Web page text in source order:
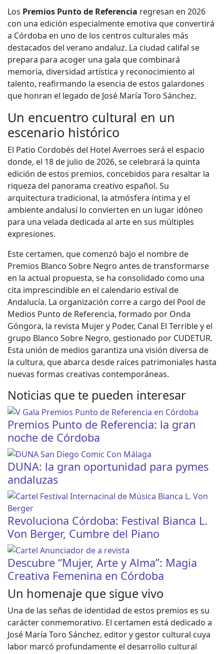
Los Premios Punto de Referencia regresan en 2026
con una edición especialmente emotiva que convertirá
a Córdoba en uno de los centros culturales más
destacados del verano andaluz. La ciudad califal se
prepara para acoger una gala que combinará
memoria, diversidad artística y reconocimiento al
talento, reafirmando la esencia de estos galardones
que honran el legado de José María Toro Sánchez.
Un encuentro cultural en un
escenario histórico
El Patio Cordobés del Hotel Averroes será el espacio
donde, el 18 de julio de 2026, se celebrará la quinta
edición de estos premios, concebidos para resaltar la
riqueza del panorama creativo español. Su
arquitectura tradicional, la atmósfera íntima y el
ambiente andalusí lo convierten en un lugar idóneo
para una velada dedicada al arte en sus múltiples
expresiones.
Este certamen, que comenzó bajo el nombre de
Premios Blanco Sobre Negro antes de transformarse
en la actual propuesta, se ha consolidado como una
cita imprescindible en el calendario estival de
Andalucía. La organización corre a cargo del Pool de
Medios Punto de Referencia, formado por Onda
Góngora, la revista Mujer y Poder, Canal El Terrible y el
grupo Blanco Sobre Negro, gestionado por CUDETUR.
Esta unión de medios garantiza una visión diversa de
la cultura, que abarca desde raíces patrimoniales hasta
nuevas formas creativas contemporáneas.
Noticias que te pueden interesar
Premios Punto de Referencia: la gran
noche de Córdoba
DUNA: la gran oportunidad para pymes
andaluzas
Revoluciona Córdoba: Festival Bianca L.
Von Berger, Cumbre del Piano
Descubre “Mujer, Arte y Alma”: Magia
Creativa Femenina en Córdoba
Un homenaje que sigue vivo
Una de las señas de identidad de estos premios es su
carácter conmemorativo. El certamen está dedicado a
José María Toro Sánchez, editor y gestor cultural cuya
labor marcó profundamente el desarrollo cultural